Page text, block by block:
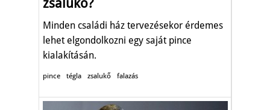
zsalukő?
Minden családi ház tervezésekor érdemes
lehet elgondolkozni egy saját pince
kialakításán.
pince tégla zsalukő falazás